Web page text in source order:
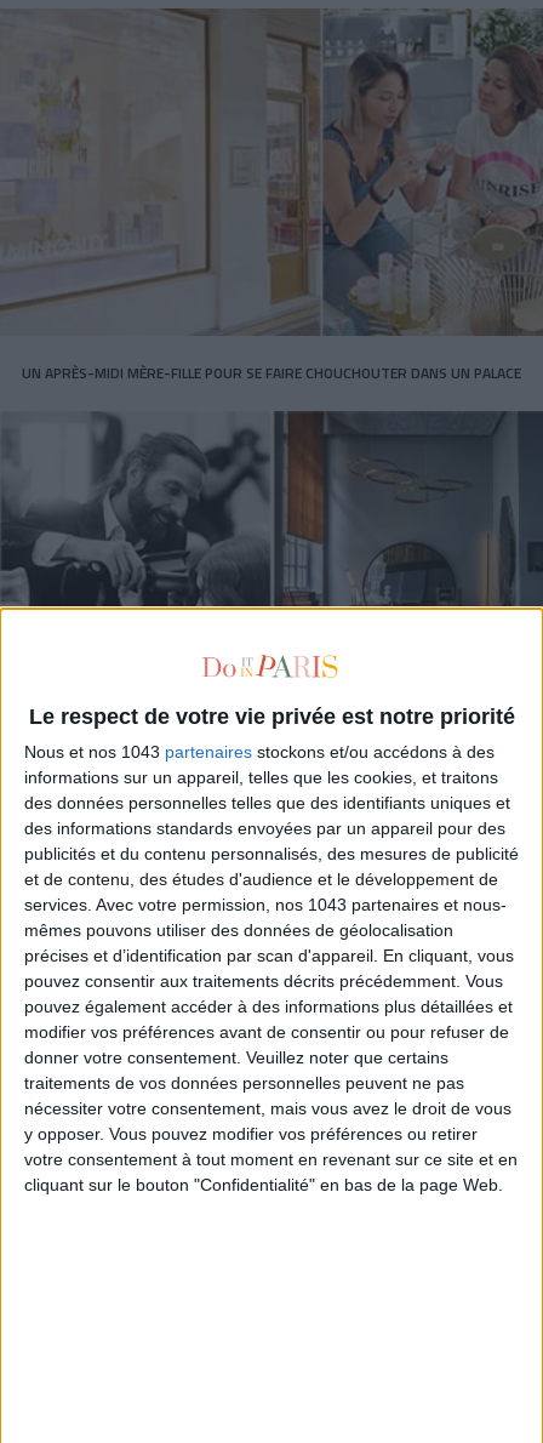
Le respect de votre vie privée est notre priorité
Nous et nos 1043 partenaires stockons et/ou accédons à des
informations sur un appareil, telles que les cookies, et traitons
des données personnelles telles que des identifiants uniques et
des informations standards envoyées par un appareil pour des
publicités et du contenu personnalisés, des mesures de publicité
et de contenu, des études d'audience et le développement de
services. Avec votre permission, nos 1043 partenaires et nous-
mêmes pouvons utiliser des données de géolocalisation
précises et d’identification par scan d'appareil. En cliquant, vous
pouvez consentir aux traitements décrits précédemment. Vous
pouvez également accéder à des informations plus détaillées et
modifier vos préférences avant de consentir ou pour refuser de
donner votre consentement. Veuillez noter que certains
traitements de vos données personnelles peuvent ne pas
nécessiter votre consentement, mais vous avez le droit de vous
y opposer. Vous pouvez modifier vos préférences ou retirer
votre consentement à tout moment en revenant sur ce site et en
cliquant sur le bouton "Confidentialité" en bas de la page Web.
UN APRÈS-MIDI MÈRE-FILLE POUR SE FAIRE CHOUCHOUTER DANS UN PALACE
4 BONNES ADRESSES POUR DES CHEVEUX DE PRINCESSE
5 OUTILS MAGIQUES POUR REMPLACER COIFFEUR, ÉPILATION ET CLUB DE SPORT